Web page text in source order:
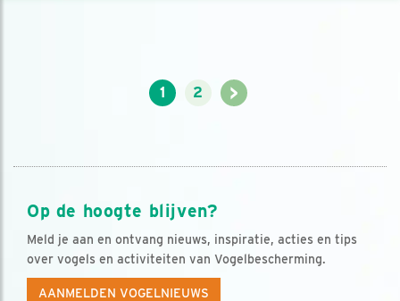
1 2 >
Op de hoogte blijven?
Meld je aan en ontvang nieuws, inspiratie, acties en tips
over vogels en activiteiten van Vogelbescherming.
AANMELDEN VOGELNIEUWS